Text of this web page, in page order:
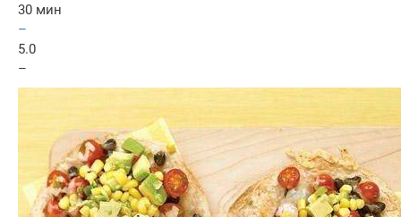
30 мин
–
5.0
–